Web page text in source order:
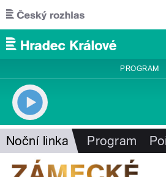
Přejít k hlavnímu obsahu
PROGRAM
Noční linka Program